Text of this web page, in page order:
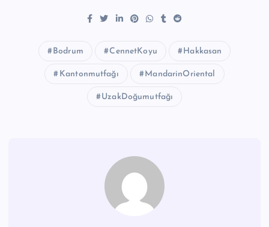
Bodrum CennetKoyu Hakkasan
Kantonmutfağı MandarinOriental
UzakDoğumutfağı